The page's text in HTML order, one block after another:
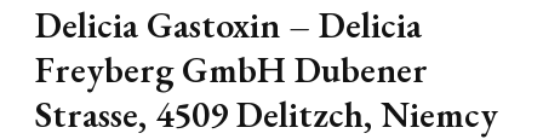
Delicia Gastoxin – Delicia
Freyberg GmbH Dubener
Strasse, 4509 Delitzch, Niemcy